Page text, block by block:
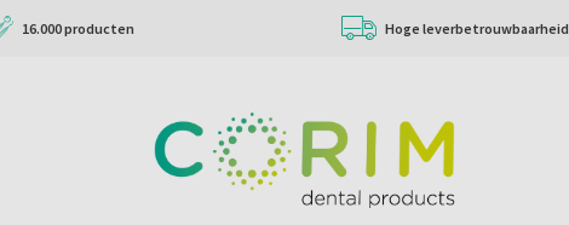
16.000 producten Hoge leverbetrouwbaarheid